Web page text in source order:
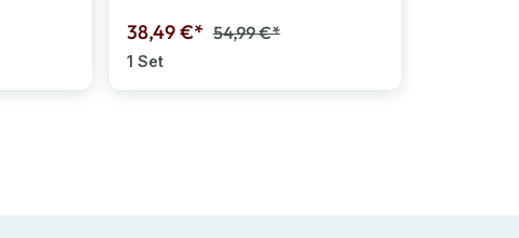
38,49 €* 54,99 €*
1 Set